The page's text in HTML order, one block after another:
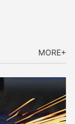
MORE+